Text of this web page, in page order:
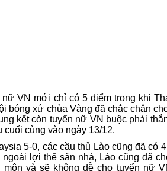
nữ VN mới chỉ có 5 điểm trong khi
bóng xứ chùa Vàng đã chắc chắn
kết còn tuyển nữ VN buộc phải
cuối cùng vào ngày 13/12.
5-0, các cầu thủ Lào cũng đã có
lợi thế sân nhà, Lào cũng đã
và sẽ không dễ cho tuyển nữ